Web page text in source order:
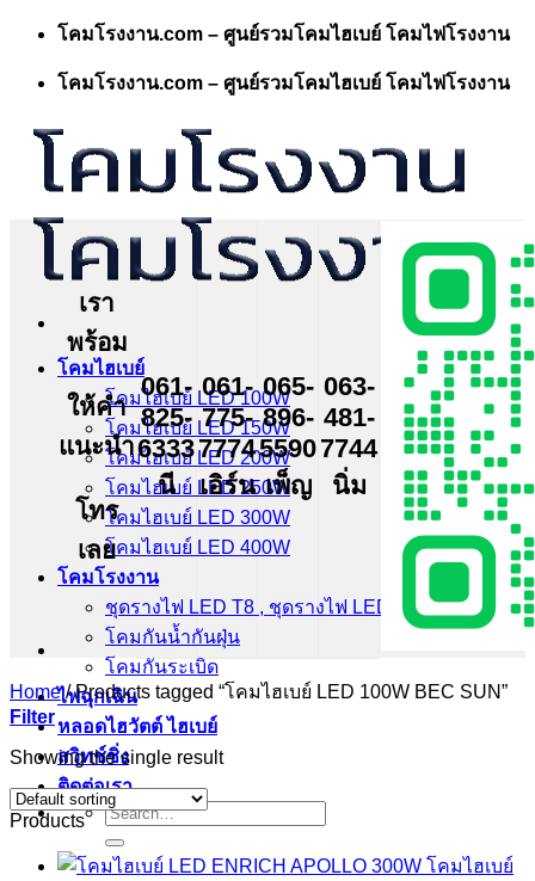
Skip
content
โคมโรงงาน.com – ศูนย์รวมโคมไฮเบย์ โคมไฟโรงงาน
โคมโรงงาน.com – ศูนย์รวมโคมไฮเบย์ โคมไฟโรงงาน
โคมไฮเบย์
โคมไฮเบย์ LED 100W
โคมไฮเบย์ LED 150W
โคมไฮเบย์ LED 200W
โคมไฮเบย์ LED 250W
โคมไฮเบย์ LED 300W
โคมไฮเบย์ LED 400W
โคมโรงงาน
ชุดรางไฟ LED T8 , ชุดรางไฟ LED T5
โคมกันน้ำกันฝุ่น
โคมกันระเบิด
ไฟฉุกเฉิน
หลอดไฮวัตต์ ไฮเบย์
สวิทช์ชิ่ง
ติดต่อเรา
Search
for:
เรา
พร้อม
ให้คำ
แนะนำ
โทร
เลย
061-
825-
6333
นี
061-
775-
7774
เอิร์น
065-
896-
5590
เพ็ญ
063-
481-
7744
นิ่ม
Home /Products tagged “โคมไฮเบย์ LED 100W BEC SUN”
Filter
Showing the single result
Products
โคมไฮเบย์